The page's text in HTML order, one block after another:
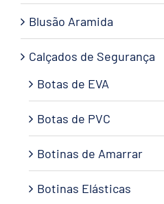
Blusão Aramida
Calçados de Segurança
Botas de EVA
Botas de PVC
Botinas de Amarrar
Botinas Elásticas